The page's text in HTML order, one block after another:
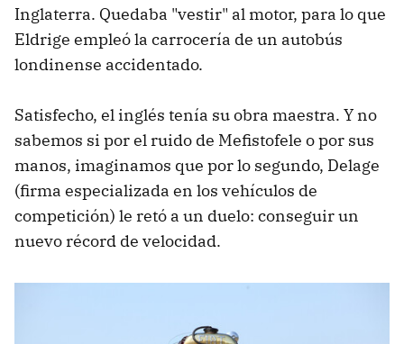
Inglaterra. Quedaba "vestir" al motor, para lo que
Eldrige empleó la carrocería de un autobús
londinense accidentado.
Satisfecho, el inglés tenía su obra maestra. Y no
sabemos si por el ruido de Mefistofele o por sus
manos, imaginamos que por lo segundo, Delage
(firma especializada en los vehículos de
competición) le retó a un duelo: conseguir un
nuevo récord de velocidad.